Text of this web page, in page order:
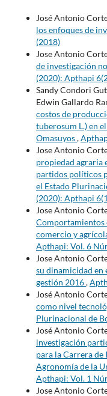
José Antonio
los enfoques de
(2018)
Jose Antonio
de investigación
(2020): Apthapi
Sandy Condori
Edwin Gallardo
costos de
tuberosum L.) en
Omasuyos,
Jose Antonio
propiedad agraria
partidos políticos
el Estado
(2020): Apthapi
Jose Antonio
Comportamientos
comercio y
Apthapi: Vol. 6
Jose Antonio
su dinamicidad en
gestión 2016,
José Antonio
como nivel
Plurinacional de
José Antonio
investigación
para la Carrera de
Agronomía de la
Apthapi: Vol. 1
Jose Antonio